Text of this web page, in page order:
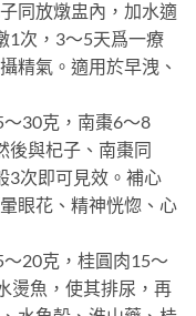
同放燉盅內，加水適
1次，3～5天爲一療
精氣。適用於早洩、
30克，南棗6～8
後與杞子、南棗同
3次即可見效。補心
眼花、精神恍惚、心
20克，桂圓肉15～
燙魚，使其排尿，再